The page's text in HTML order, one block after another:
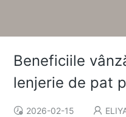
Beneficiile
lenjerie de pat
2026-02-15